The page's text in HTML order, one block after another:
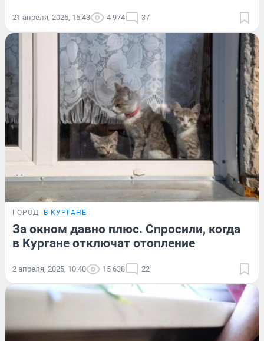
21 апреля, 2025, 16:43 4 974 37
ГОРОД В КУРГАНЕ
За окном давно плюс. Спросили, когда
в Кургане отключат отопление
2 апреля, 2025, 10:40 15 638 22